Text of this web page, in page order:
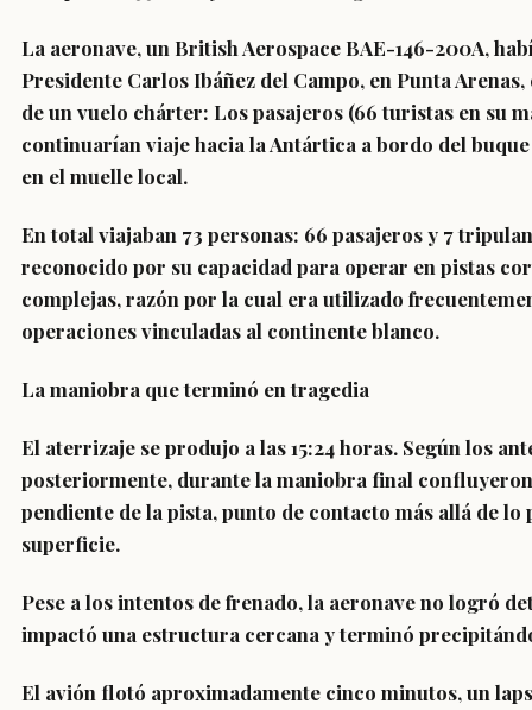
La aeronave, un British Aerospace BAE-146-200A,
Presidente Carlos Ibáñez del Campo, en Punta
de un vuelo chárter: Los pasajeros (66 turistas en su
continuarían viaje hacia la Antártica a bordo del
en el muelle local.
En total viajaban 73 personas: 66 pasajeros y 7
reconocido por su capacidad para operar en pistas
complejas, razón por la cual era utilizado
operaciones vinculadas al continente blanco.
La maniobra que terminó en tragedia
El aterrizaje se produjo a las 15:24 horas. Según los
posteriormente, durante la maniobra final
pendiente de la pista, punto de contacto más allá de
superficie.
Pese a los intentos de frenado, la aeronave no logró
impactó una estructura cercana y terminó
El avión flotó aproximadamente cinco minutos, un